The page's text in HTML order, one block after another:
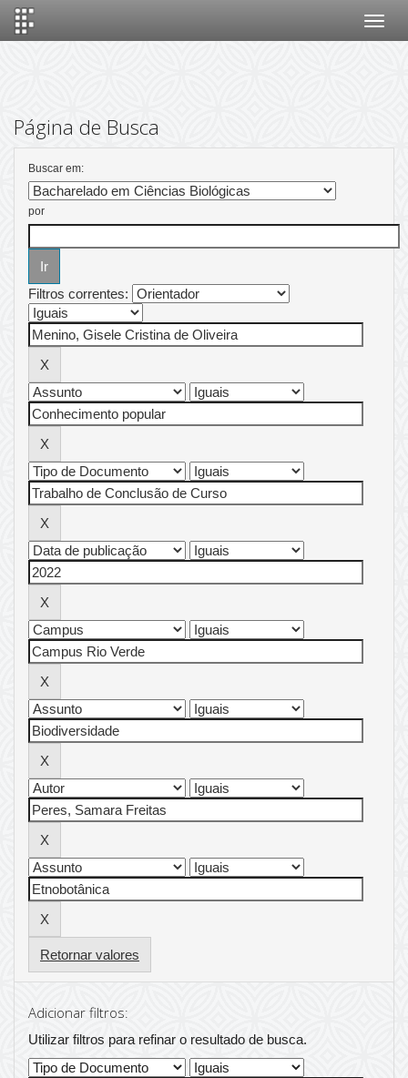
Página de Busca
Buscar em:
por
Filtros correntes:
Retornar valores
Adicionar filtros:
Utilizar filtros para refinar o resultado de busca.